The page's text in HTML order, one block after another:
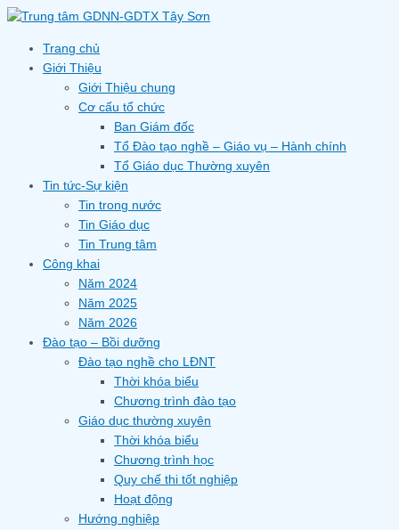
Skip
contentTrang chủ
Giới Thiệu
Giới Thiệu chung
Cơ cấu tổ chức
Ban Giám đốc
Tổ Đào tạo nghề – Giáo vụ – Hành chính
Tổ Giáo dục Thường xuyên
Tin tức-Sự kiện
Tin trong nước
Tin Giáo dục
Tin Trung tâm
Công khai
Năm 2024
Năm 2025
Năm 2026
Đào tạo – Bồi dưỡng
Đào tạo nghề cho LĐNT
Thời khóa biểu
Chương trình đào tạo
Giáo dục thường xuyên
Thời khóa biểu
Chương trình học
Quy chế thi tốt nghiệp
Hoạt động
Hướng nghiệp